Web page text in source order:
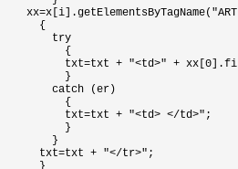
      {
        try
          {
txt=txt + "<td>" +
          }
        catch (er)
          {
          txt=txt + "<td> </td>";
          }
        }
      txt=txt + "</tr>";
      }